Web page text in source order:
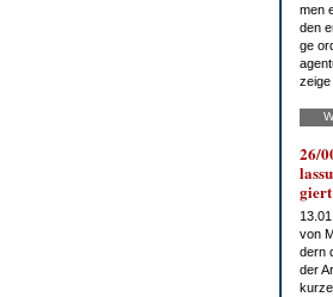
men
den
ge
zei­ge
26/
von
dern
der